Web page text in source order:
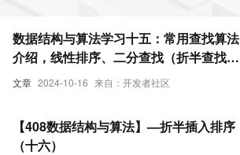
文章 2024-10-16 来自：开发者社区
数据结构与算法学习十五：常用查找算法
介绍，线性排序、二分查找（折半查找）
算法、差值查找算法、斐波那契（黄金分
【408数据结构与算法】—折半插入排序
（十六）